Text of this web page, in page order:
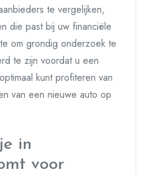
te vergelijken,
die past bij uw financiële
om grondig onderzoek te
te zijn voordat u een
kunt profiteren van
van een nieuwe auto op
in
voor